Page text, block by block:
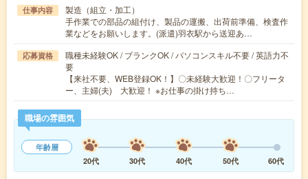
仕事内容
製造（組立・加工）
手作業での部品の組付け、製品の運搬、出荷前準備、検査作
業などをお願いします。(派遣)羽衣駅から送迎あ…
応募資格
職種未経験OK / ブランクOK / パソコンスキル不要 / 英語力不
要
【来社不要、WEB登録OK！】〇未経験大歓迎！〇フリータ
ー、主婦(夫) 大歓迎！ ※お仕事の掛け持ち…
職場の雰囲気
年齢層
20代
30代 40代 50代 60代